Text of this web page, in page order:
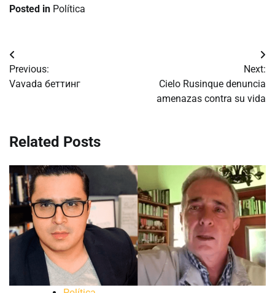
Posted in Política
Navegación
de
Previous:
Vavada беттинг
Next:
Cielo Rusinque denuncia
amenazas contra su vida
Related Posts